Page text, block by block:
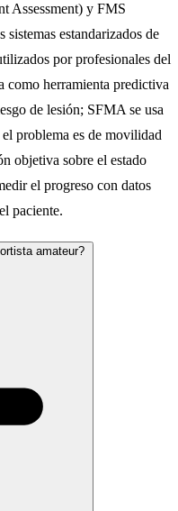
Assessment) y FMS
estandarizados de
por profesionales del
como herramienta predictiva
de lesión; SFMA se usa
problema es de movilidad
objetiva sobre el estado
el progreso con datos
paciente.
amateur?